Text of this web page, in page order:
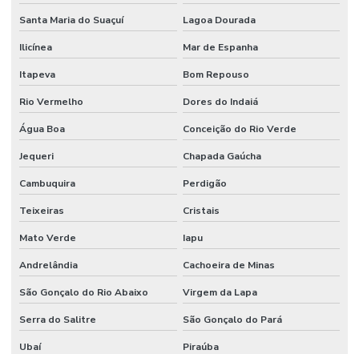
Santa Maria do Suaçuí Lagoa Dourada
Ilicínea Mar de Espanha
Itapeva Bom Repouso
Rio Vermelho Dores do Indaiá
Água Boa Conceição do Rio Verde
Jequeri Chapada Gaúcha
Cambuquira Perdigão
Teixeiras Cristais
Mato Verde Iapu
Andrelândia Cachoeira de Minas
São Gonçalo do Rio Abaixo Virgem da Lapa
Serra do Salitre São Gonçalo do Pará
Ubaí Piraúba